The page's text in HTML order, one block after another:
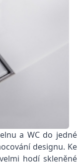
a WC do jedné
designu. Ke
hodí skleněné